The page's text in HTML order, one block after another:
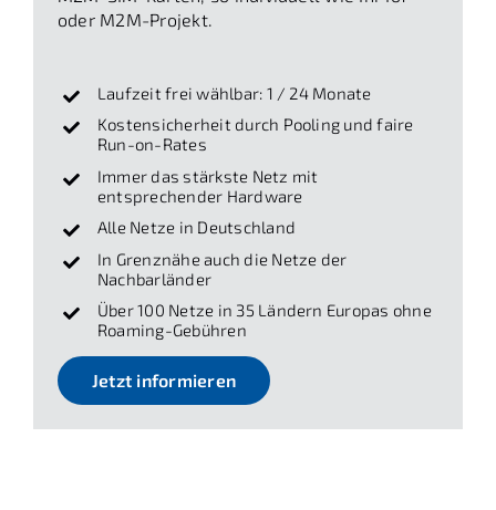
oder M2M-Projekt.
Laufzeit frei wählbar: 1 / 24 Monate
Kostensicherheit durch Pooling und faire
Run-on-Rates
Immer das stärkste Netz mit
entsprechender Hardware
Alle Netze in Deutschland
In Grenznähe auch die Netze der
Nachbarländer
Über 100 Netze in 35 Ländern Europas ohne
Roaming-Gebühren
Jetzt informieren